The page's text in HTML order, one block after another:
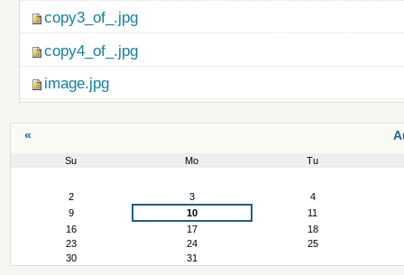
copy3_of_.jpg
copy4_of_.jpg
image.jpg
«
Su Mo Tu
2 3
4
9
10
11
16
17
18
23
24
25
30
31